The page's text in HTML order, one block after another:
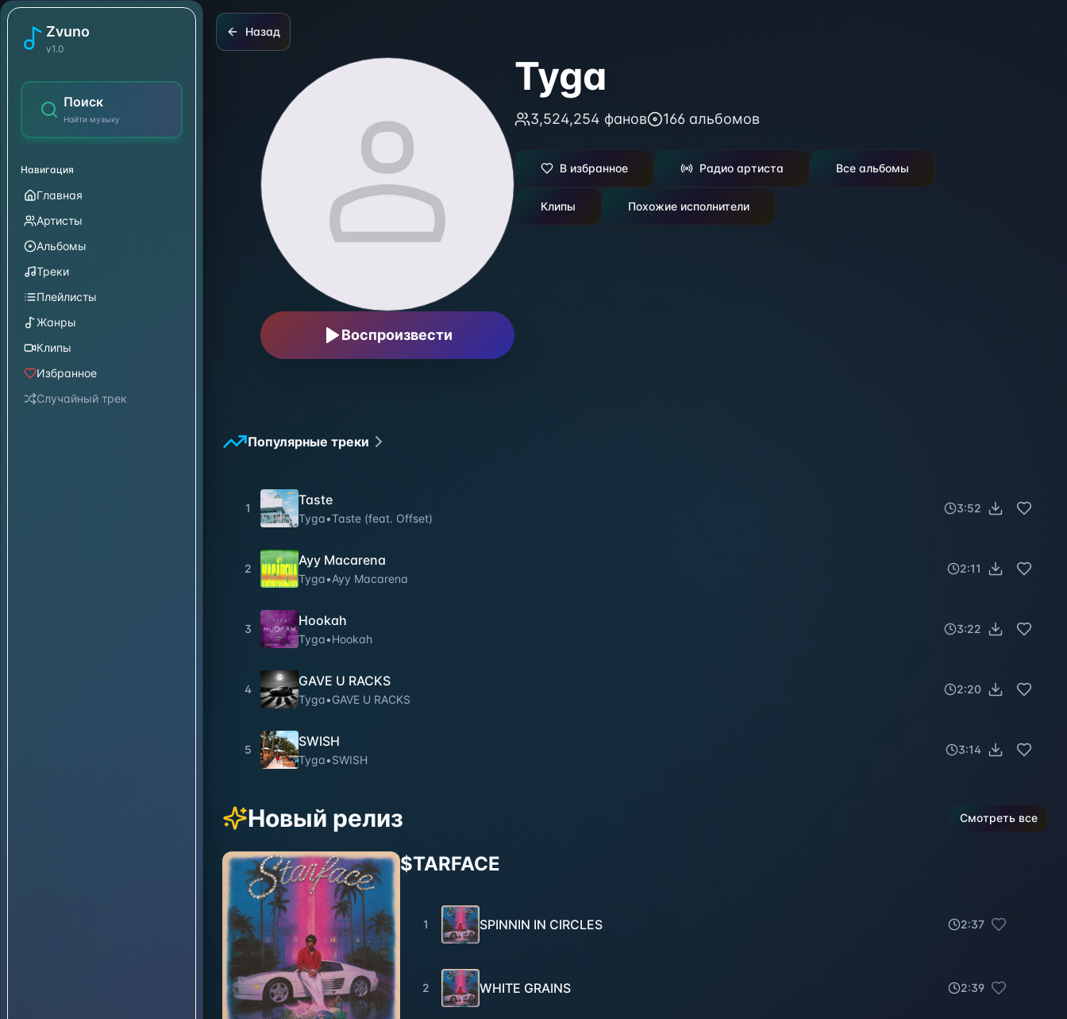
Zvuno
v1.0
Поиск
Найти музыку
Навигация
Главная
Артисты
Альбомы
Треки
Плейлисты
Жанры
Клипы
Избранное
Случайный трек
Tyga
Назад
Воспроизвести
Tyga
3,524,254 фанов 166 альбомов
В избранное Радио артиста Все альбомы
Клипы Похожие исполнители
Популярные треки
1
Taste
Tyga•Taste (feat. Offset)
3:52
2
Ayy Macarena
Tyga•Ayy Macarena
2:11
3
Hookah
Tyga•Hookah
3:22
4
GAVE U RACKS
Tyga•GAVE U RACKS
2:20
5
SWISH
Tyga•SWISH
3:14
Новый релиз Смотреть все
$TARFACE
1 SPINNIN IN CIRCLES 2:37
2 WHITE GRAINS 2:39